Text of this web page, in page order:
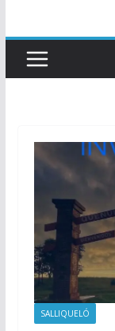
SALLIQUELÓ